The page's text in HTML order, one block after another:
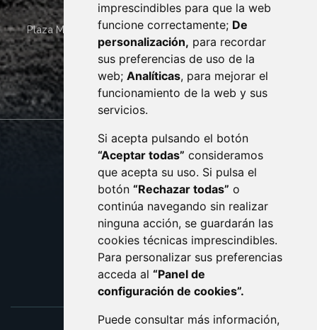
imprescindibles para que la web
funcione correctamente; De
personalización, para recordar
sus preferencias de uso de la
web; Analíticas, para mejorar el
funcionamiento de la web y sus
servicios.
Si acepta pulsando el botón
“Aceptar todas” consideramos
que acepta su uso. Si pulsa el
botón “Rechazar todas” o
continúa navegando sin realizar
ninguna acción, se guardarán las
cookies técnicas imprescindibles.
Para personalizar sus preferencias
acceda al “Panel de
configuración de cookies”.
Puede consultar más información,
Plaza Mayor 4 22400 MONZÓN - ARAGÓN (ESPAÑA)
· (34) 974 400 700 ·
sac@monzon.es
monzon.es
CONTACTO
AVISO LEGAL
PROTECCIÓN DE DATOS
POLÍTICA DE COOKIES
ACCESIBILIDAD
ENLACE EXTERNO AL